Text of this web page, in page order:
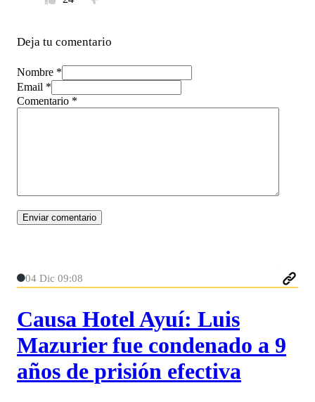
Deja tu comentario
Nombre *
Email *
Comentario *
04 Dic 09:08
Causa Hotel Ayuí: Luis
Mazurier fue condenado a 9
años de prisión efectiva